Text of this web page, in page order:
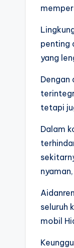
penting
yang
Dengan
tetapi
Dalam
seluruh
mobil